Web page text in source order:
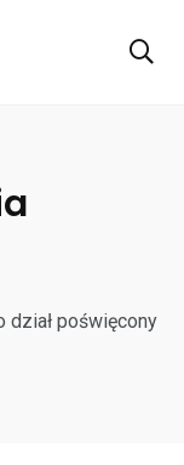
dział poświęcony